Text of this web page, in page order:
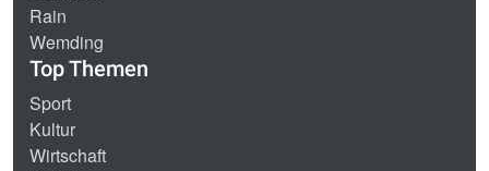
Rain
Wemding
Top Themen
Sport
Kultur
Wirtschaft